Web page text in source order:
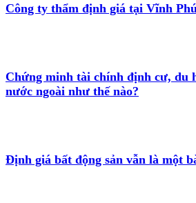
Công ty thẩm định giá tại Vĩnh
Chứng minh tài chính định cư, du
nước ngoài như thế nào?
Định giá bất động sản vẫn là một